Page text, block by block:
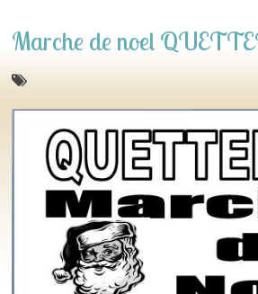
Marche de noel